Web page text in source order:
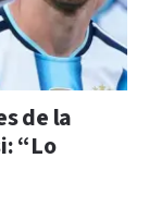
de la
“Lo